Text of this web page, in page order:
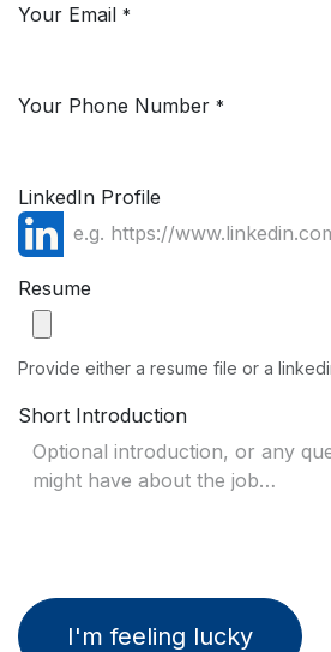
Your Email *
Your Phone Number *
LinkedIn Profile
Resume
Provide either a resume file or a
Short Introduction
I'm feeling lucky